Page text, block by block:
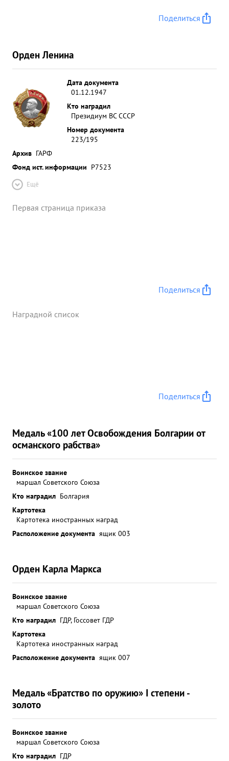
Поделиться
Орден Ленина
Дата документа
01.12.1947
Кто наградил
Президиум ВС СССР
Номер документа
223/195
Архив ГАРФ
Фонд ист. информации Р7523
Ещё
Первая страница приказа
Поделиться
Наградной список
Поделиться
Медаль «100 лет Освобождения Болгарии от
османского рабства»
Воинское звание
маршал Советского Союза
Кто наградил Болгария
Картотека
Картотека иностранных наград
Расположение документа ящик 003
Орден Карла Маркса
Воинское звание
маршал Советского Союза
Кто наградил ГДР, Госсовет ГДР
Картотека
Картотека иностранных наград
Расположение документа ящик 007
Медаль «Братство по оружию» I степени -
золото
Воинское звание
маршал Советского Союза
Кто наградил ГДР